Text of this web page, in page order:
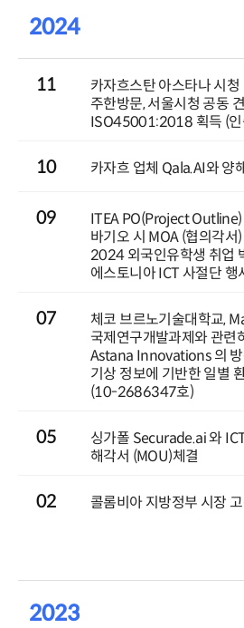
2024
11
카자흐스탄 아스타나 시
주한방문, 서울시청 공동
ISO45001:2018 획득 (
10 카자흐 업체 Qala.AI와 양
09
ITEA PO(Project
바기오 시 MOA (협의각서
2024 외국인유학생 취업
에스토니아 ICT 사절단 행
07
체코 브르노기술대학교,
국제연구개발과제와 관련
Astana Innovations 의 방
기상 정보에 기반한 일별
(10-2686347호)
05
싱가폴 Securade.ai 와
해각서 (MOU)체결
02 콜롬비아 지방정부 시장
2023